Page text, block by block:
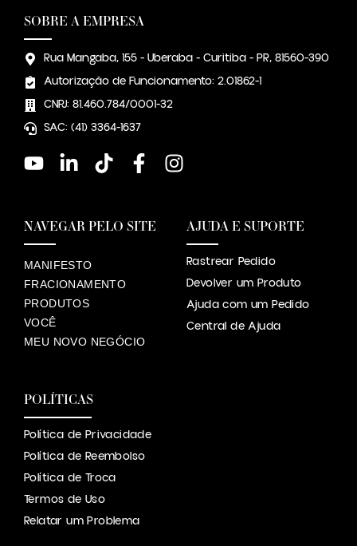
SOBRE A EMPRESA
Rua Mangaba, 155 - Uberaba - Curitiba - PR, 81560-390
Autorização de Funcionamento: 2.01862-1
CNPJ: 81.460.784/0001-32
SAC: (41) 3364-1637
NAVEGAR PELO SITE
MANIFESTO
FRACIONAMENTO
PRODUTOS
VOCÊ
MEU NOVO NEGÓCIO
AJUDA E SUPORTE
Rastrear Pedido
Devolver um Produto
Ajuda com um Pedido
Central de Ajuda
POLÍTICAS
Política de Privacidade
Política de Reembolso
Política de Troca
Termos de Uso
Relatar um Problema